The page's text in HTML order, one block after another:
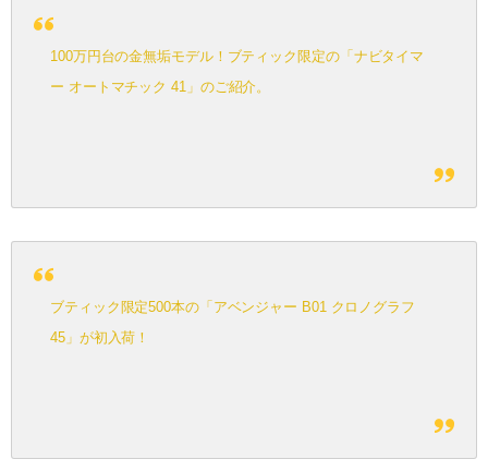
100万円台の金無垢モデル！ブティック限定の「ナビタイマ
ー オートマチック 41」のご紹介。
ブティック限定500本の「アベンジャー B01 クロノグラフ
45」が初入荷！